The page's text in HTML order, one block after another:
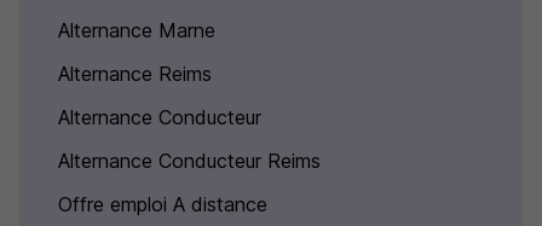
Alternance Marne
Alternance Reims
Alternance Conducteur
Alternance Conducteur Reims
Offre emploi A distance